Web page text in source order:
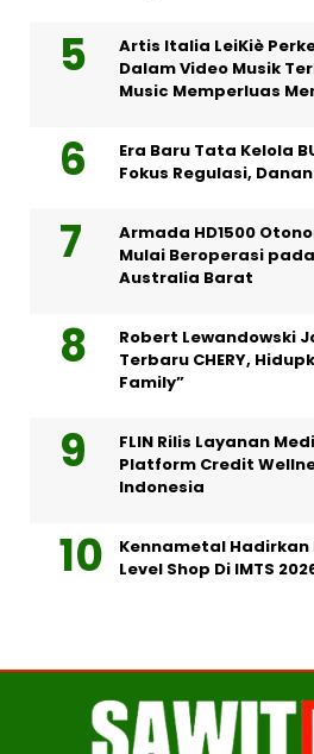
Artis Italia LeiKiè
Dalam Video Musik
Music Memperluas
Era Baru Tata Kelola
Fokus Regulasi,
Armada HD1500
Mulai Beroperasi
Australia Barat
Robert Lewandowski
Terbaru CHERY,
Family”
FLIN Rilis Layanan
Platform Credit
Indonesia
Kennametal
Level Shop Di IMTS